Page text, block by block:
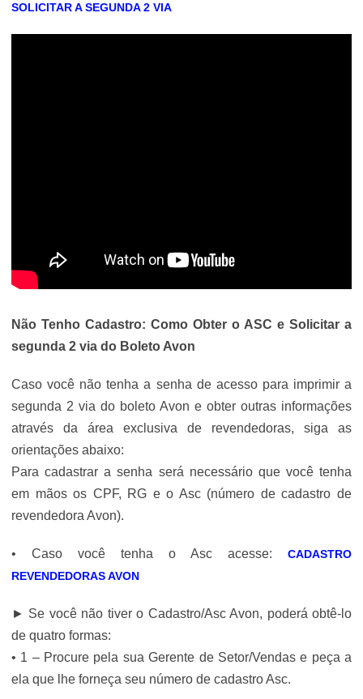
SOLICITAR A SEGUNDA 2 VIA
Não Tenho Cadastro: Como Obter o ASC e Solicitar a
segunda 2 via do Boleto Avon
Caso você não tenha a senha de acesso para imprimir a
segunda 2 via do boleto Avon e obter outras informações
através da área exclusiva de revendedoras, siga as
orientações abaixo:
Para cadastrar a senha será necessário que você tenha
em mãos os CPF, RG e o Asc (número de cadastro de
revendedora Avon).
• Caso você tenha o Asc acesse: CADASTRO
REVENDEDORAS AVON
► Se você não tiver o Cadastro/Asc Avon, poderá obtê-lo
de quatro formas:
• 1 – Procure pela sua Gerente de Setor/Vendas e peça a
ela que lhe forneça seu número de cadastro Asc.